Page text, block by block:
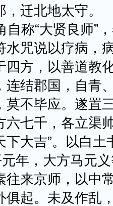
迁北地太守。
“大贤良师”，
水咒说以疗病，
四方，以善道教
连结郡国，自青
莫不毕应。遂置
六七千，各立渠
下大吉”。以白
元年，大方马元
往来京师，以中
俱起。未及作乱